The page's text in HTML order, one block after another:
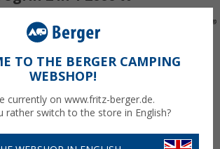
TO THE BERGER CAMPING
WEBSHOP!
currently on www.fritz-berger.de.
rather switch to the store in English?